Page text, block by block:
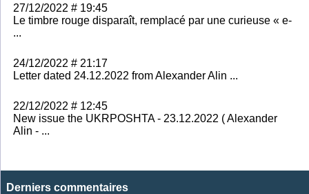
27/12/2022 # 19:45
Le timbre rouge disparaît, remplacé par une curieuse « e-
...
24/12/2022 # 21:17
Letter dated 24.12.2022 from Alexander Alin ...
22/12/2022 # 12:45
New issue the UKRPOSHTA - 23.12.2022 ( Alexander
Alin - ...
Derniers commentaires